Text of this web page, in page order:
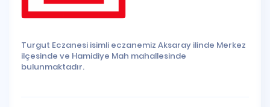
Turgut Eczanesi isimli eczanemiz Aksaray ilinde Merkez
ilçesinde ve Hamidiye Mah mahallesinde
bulunmaktadır.